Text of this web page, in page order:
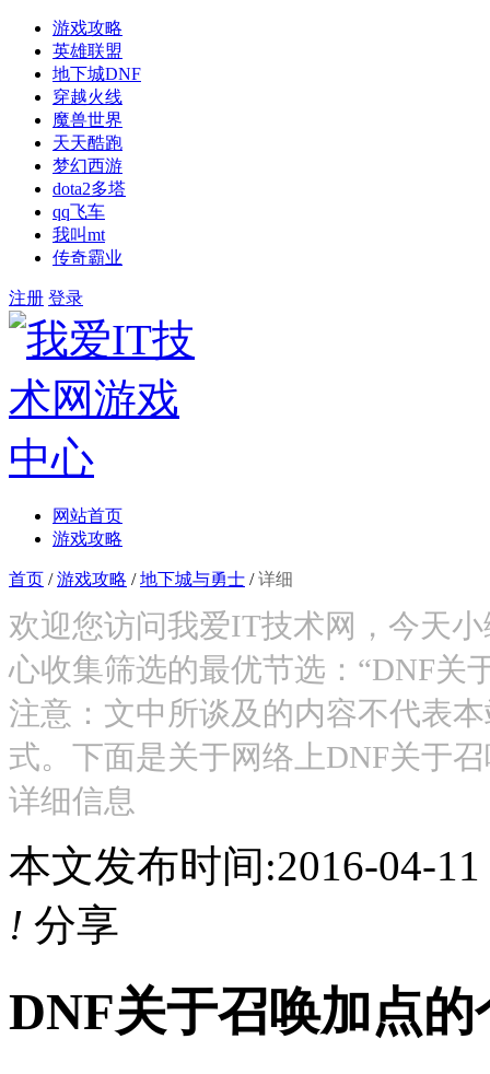
游戏攻略
英雄联盟
地下城DNF
穿越火线
魔兽世界
天天酷跑
梦幻西游
dota2多塔
qq飞车
我叫mt
传奇霸业
注册 登录
网站首页
游戏攻略
首页 /游戏攻略 /地下城与勇士 /详细
欢迎您访问我爱IT技术网，今天
心收集筛选的最优节选：“DNF关
注意：文中所谈及的内容不代表
式。下面是关于网络上DNF关于
详细信息
本文发布时间:2016-04-
! 分享
DNF关于召唤加点的